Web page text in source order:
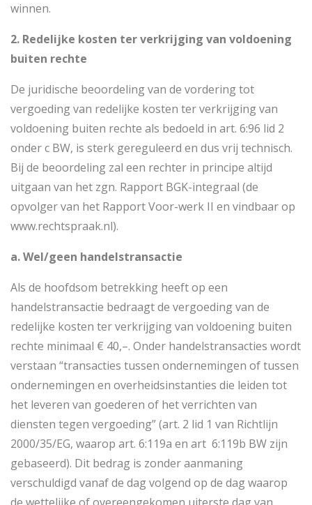
winnen.
2. Redelijke kosten ter verkrijging van voldoening
buiten rechte
De juridische beoordeling van de vordering tot
vergoeding van redelijke kosten ter verkrijging van
voldoening buiten rechte als bedoeld in art. 6:96 lid 2
onder c BW, is sterk gereguleerd en dus vrij technisch.
Bij de beoordeling zal een rechter in principe altijd
uitgaan van het zgn. Rapport BGK-integraal (de
opvolger van het Rapport Voor-werk II en vindbaar op
www.rechtspraak.nl).
a. Wel/geen handelstransactie
Als de hoofdsom betrekking heeft op een
handelstransactie bedraagt de vergoeding van de
redelijke kosten ter verkrijging van voldoening buiten
rechte minimaal € 40,–. Onder handelstransacties wordt
verstaan “transacties tussen ondernemingen of tussen
ondernemingen en overheidsinstanties die leiden tot
het leveren van goederen of het verrichten van
diensten tegen vergoeding” (art. 2 lid 1 van Richtlijn
2000/35/EG, waarop art. 6:119a en art 6:119b BW zijn
gebaseerd). Dit bedrag is zonder aanmaning
verschuldigd vanaf de dag volgend op de dag waarop